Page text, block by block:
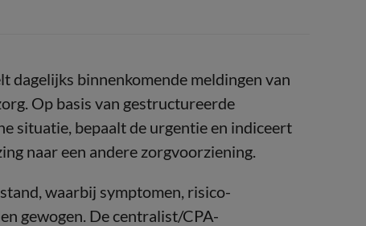
dagelijks binnenkomende meldingen van
Op basis van gestructureerde
situatie, bepaalt de urgentie en indiceert
naar een andere zorgvoorziening.
waarbij symptomen, risico-
gewogen. De centralist/CPA-